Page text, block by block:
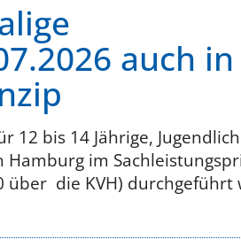
auch in
12 bis 14 Jährige,
Hamburg im
über die KVH) durchgeführt